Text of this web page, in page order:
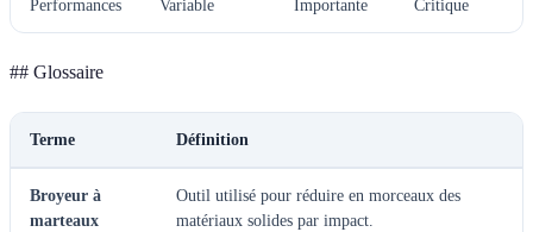
Performances Variable Importante Critique
## Glossaire
Terme Définition
Broyeur à
marteaux
Outil utilisé pour réduire en morceaux des
matériaux solides par impact.